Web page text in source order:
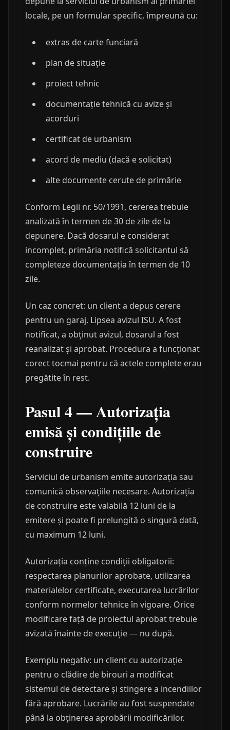
locale, pe un formular specific, împreună cu:
extras de carte funciară
plan de situație
proiect tehnic
documentație tehnică cu avize și
acorduri
certificat de urbanism
acord de mediu (dacă e solicitat)
alte documente cerute de primărie
Conform Legii nr. 50/1991, cererea trebuie
analizată în termen de 30 de zile de la
depunere. Dacă dosarul e considerat
incomplet, primăria notifică solicitantul să
completeze documentația în termen de 10
zile.
Un caz concret: un client a depus cerere
pentru un garaj. Lipsea avizul ISU. A fost
notificat, a obținut avizul, dosarul a fost
reanalizat și aprobat. Procedura a funcționat
corect tocmai pentru că actele complete erau
pregătite în rest.
Pasul 4 — Autorizația
emisă și condițiile de
construire
Serviciul de urbanism emite autorizația sau
comunică observațiile necesare. Autorizația
de construire este valabilă 12 luni de la
emitere și poate fi prelungită o singură dată,
cu maximum 12 luni.
Autorizația conține condiții obligatorii:
respectarea planurilor aprobate, utilizarea
materialelor certificate, executarea lucrărilor
conform normelor tehnice în vigoare. Orice
modificare față de proiectul aprobat trebuie
avizată înainte de execuție — nu după.
Exemplu negativ: un client cu autorizație
pentru o clădire de birouri a modificat
sistemul de detectare și stingere a incendiilor
fără aprobare. Lucrările au fost suspendate
până la obținerea aprobării modificărilor.